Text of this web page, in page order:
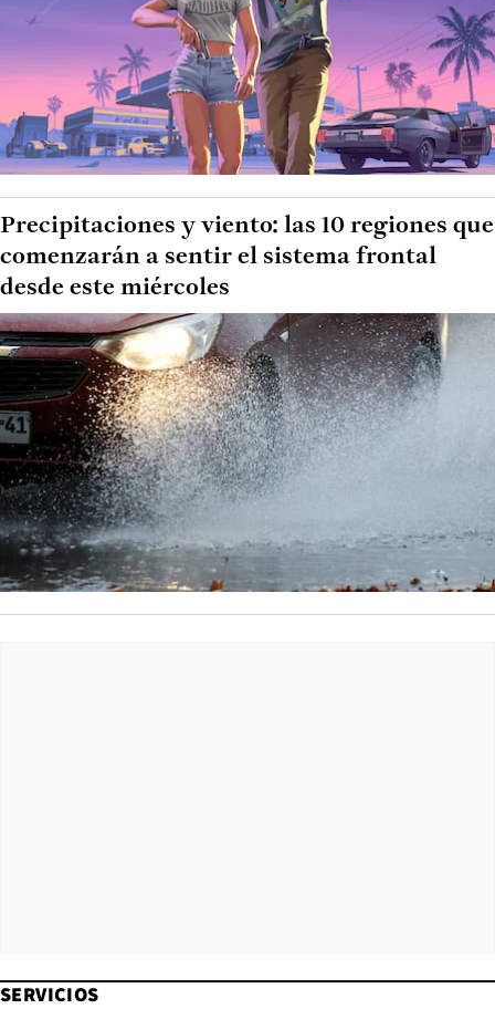
Precipitaciones y viento: las 10 regiones que
comenzarán a sentir el sistema frontal
desde este miércoles
SERVICIOS